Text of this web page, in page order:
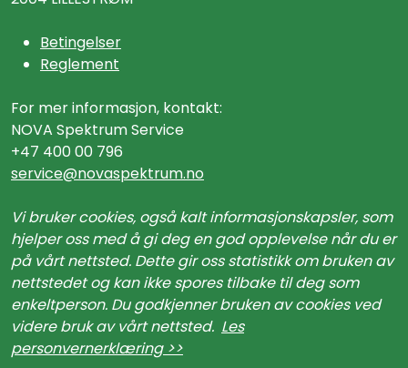
Betingelser
Reglement
For mer informasjon, kontakt:
NOVA Spektrum Service
+47 400 00 796
service@novaspektrum.no
Vi bruker cookies, også kalt informasjonskapsler, som
hjelper oss med å gi deg en god opplevelse når du er
på vårt nettsted. Dette gir oss statistikk om bruken av
nettstedet og kan ikke spores tilbake til deg som
enkeltperson. Du godkjenner bruken av cookies ved
videre bruk av vårt nettsted. Les
personvernerklæring >>